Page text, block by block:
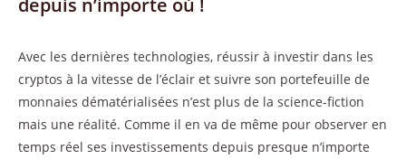
Avec les dernières technologies, réussir à investir dans les
cryptos à la vitesse de l’éclair et suivre son portefeuille de
monnaies dématérialisées n’est plus de la science-fiction
mais une réalité. Comme il en va de même pour observer en
temps réel ses investissements depuis presque n’importe